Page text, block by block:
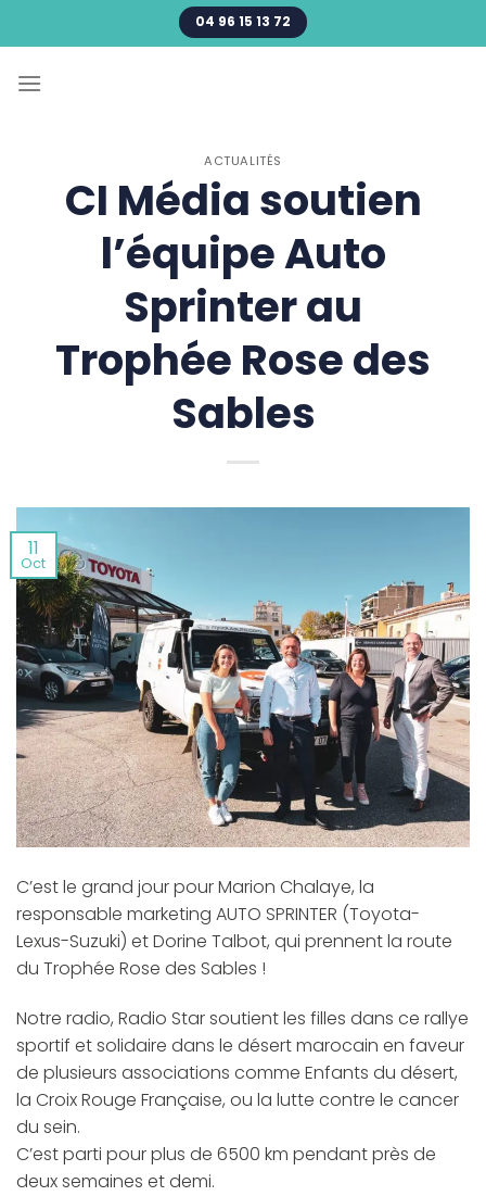
au
04 96 15 13 72
ACTUALITÉS
CI Média soutien
l’équipe Auto
Sprinter au
Trophée Rose des
Sables
11
Oct
C’est le grand jour pour Marion Chalaye, la
responsable marketing AUTO SPRINTER (Toyota-
Lexus-Suzuki) et Dorine Talbot, qui prennent la route
du Trophée Rose des Sables !
Notre radio, Radio Star soutient les filles dans ce rallye
sportif et solidaire dans le désert marocain en faveur
de plusieurs associations comme Enfants du désert,
la Croix Rouge Française, ou la lutte contre le cancer
du sein.
C’est parti pour plus de 6500 km pendant près de
deux semaines et demi.